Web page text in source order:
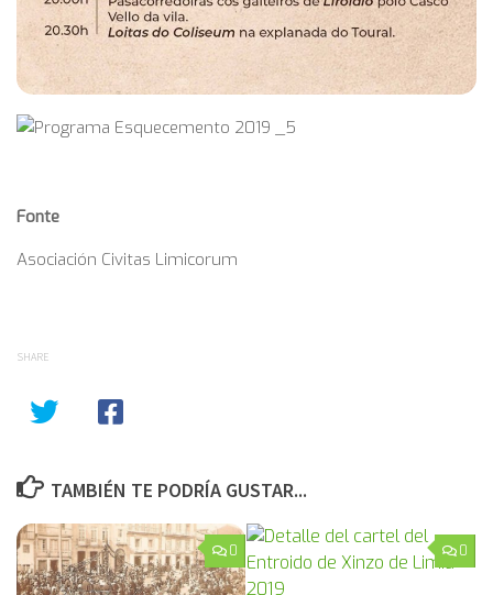
Fonte
Asociación Civitas Limicorum
SHARE
TAMBIÉN TE PODRÍA GUSTAR...
0 0